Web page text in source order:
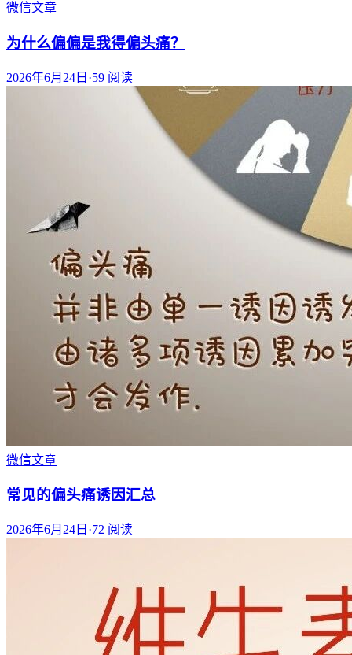
微信文章
为什么偏偏是我得偏头痛？
2026年6月24日 ·59 阅读
微信文章
常见的偏头痛诱因汇总
2026年6月24日 ·72 阅读